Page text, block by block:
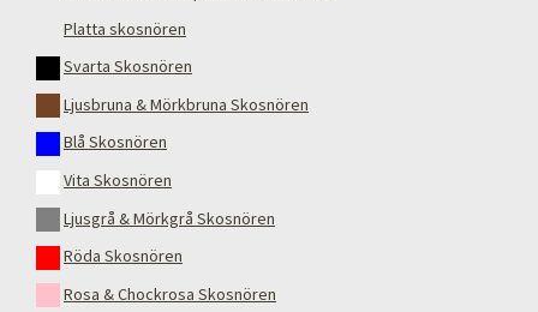
Platta skosnören
Svarta Skosnören
Ljusbruna & Mörkbruna Skosnören
Blå Skosnören
Vita Skosnören
Ljusgrå & Mörkgrå Skosnören
Röda Skosnören
Rosa & Chockrosa Skosnören